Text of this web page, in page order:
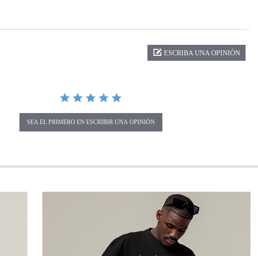
ESCRIBA UNA OPINIÓN
SEA EL PRIMERO EN ESCRIBIR UNA OPINIÓN